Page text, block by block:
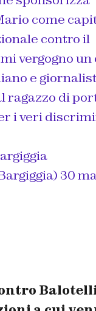
come
contro il
vergogno un
e
ragazzo di
i veri
30